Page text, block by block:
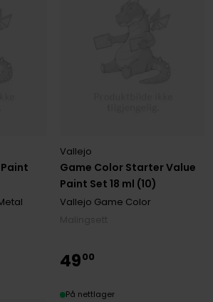
Game Color Starter Value
Paint Set 18 ml (10)
Vallejo
Vallejo Game Color
4900
På nettlager